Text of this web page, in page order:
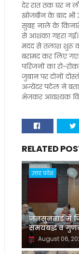
देर रात तक घर न
खोजबीन के बाद भी
सुबह नाले के
से आशंका गहरा गई।
मदद से तलाश शुरू
बरामद कर लिए
परिजनों का रो-
जुबान पर दोनों
अज्येंदर पटेल ने
भेजकर आवश्यक
RELATED
उत्तर प्रदेश
जनसुनवाई में
समयबद्ध व
August 06,